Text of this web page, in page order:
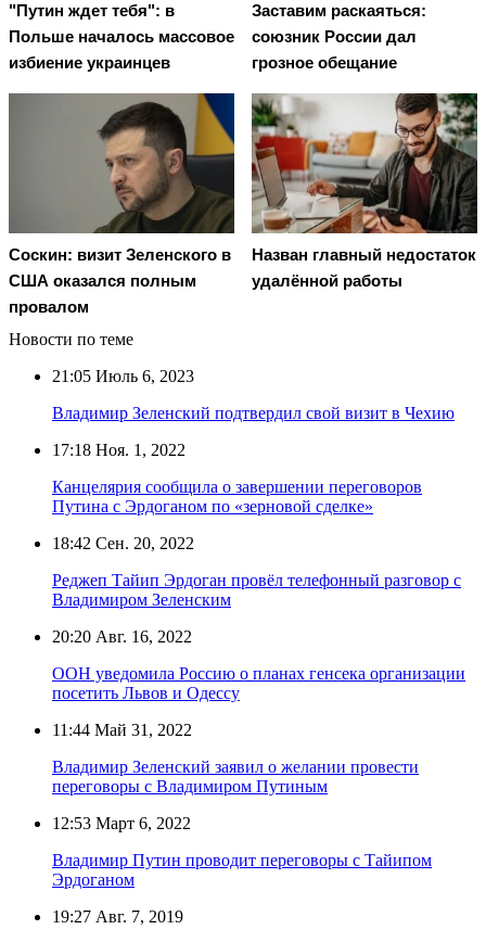
"Путин ждет тебя": в
Польше началось массовое
избиение украинцев
Заставим раскаяться:
союзник России дал
грозное обещание
Соскин: визит Зеленского в
США оказался полным
провалом
Назван главный недостаток
удалённой работы
Новости по теме
21:05 Июль 6, 2023
Владимир Зеленский подтвердил свой визит в Чехию
17:18 Ноя. 1, 2022
Канцелярия сообщила о завершении переговоров
Путина с Эрдоганом по «зерновой сделке»
18:42 Сен. 20, 2022
Реджеп Тайип Эрдоган провёл телефонный разговор с
Владимиром Зеленским
20:20 Авг. 16, 2022
ООН уведомила Россию о планах генсека организации
посетить Львов и Одессу
11:44 Май 31, 2022
Владимир Зеленский заявил о желании провести
переговоры с Владимиром Путиным
12:53 Март 6, 2022
Владимир Путин проводит переговоры с Тайипом
Эрдоганом
19:27 Авг. 7, 2019